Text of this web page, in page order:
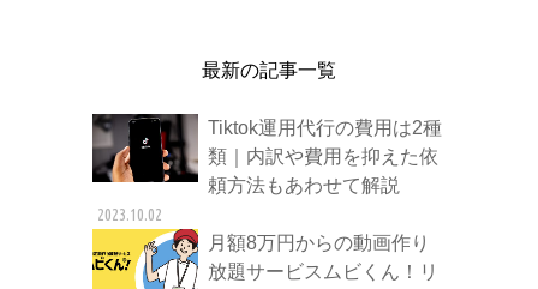
最新の記事一覧
Tiktok運用代行の費用は2種
類｜内訳や費用を抑えた依
頼方法もあわせて解説
2023.10.02
月額8万円からの動画作り
放題サービスムビくん！リ